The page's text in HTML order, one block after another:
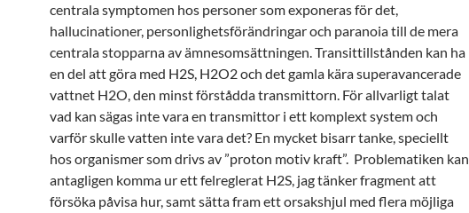
centrala symptomen hos personer som exponeras för det,
hallucinationer, personlighetsförändringar och paranoia till de mera
centrala stopparna av ämnesomsättningen. Transittillstånden kan ha
en del att göra med H2S, H2O2 och det gamla kära superavancerade
vattnet H2O, den minst förstådda transmittorn. För allvarligt talat
vad kan sägas inte vara en transmittor i ett komplext system och
varför skulle vatten inte vara det? En mycket bisarr tanke, speciellt
hos organismer som drivs av ”proton motiv kraft”. Problematiken kan
antagligen komma ur ett felreglerat H2S, jag tänker fragment att
försöka påvisa hur, samt sätta fram ett orsakshjul med flera möjliga